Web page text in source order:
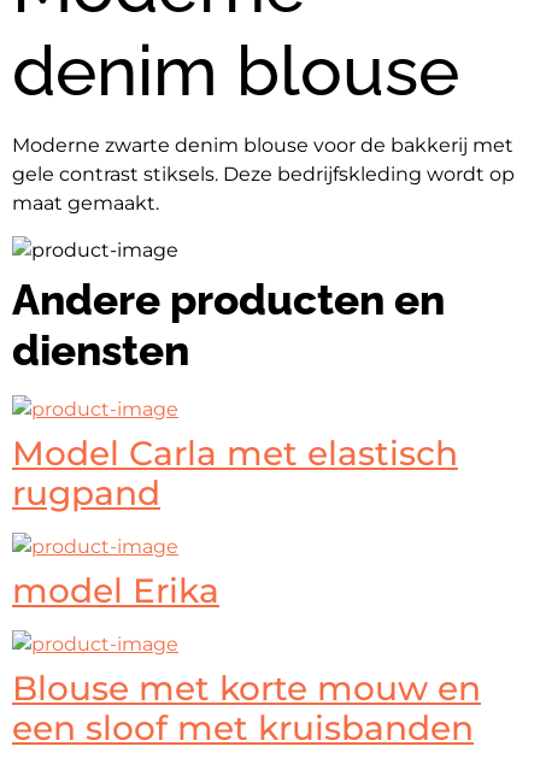
denim blouse
Moderne zwarte denim blouse voor de bakkerij met
gele contrast stiksels. Deze bedrijfskleding wordt op
maat gemaakt.
Andere producten en
diensten
Model Carla met elastisch
rugpand
model Erika
Blouse met korte mouw en
een sloof met kruisbanden